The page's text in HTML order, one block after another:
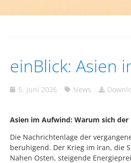
einBlick: Asien
5. Juni 2026 News
Asien im Aufwind: Warum sich
Die Nachrichtenlage der
beruhigend. Der Krieg im Iran, die
Nahen Osten, steigende